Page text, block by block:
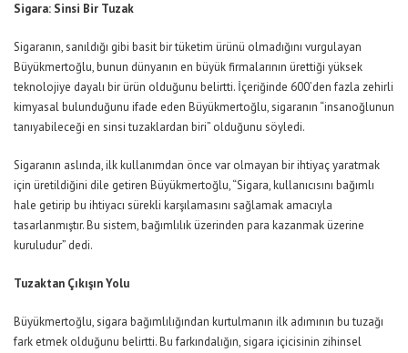
Sigara: Sinsi Bir Tuzak
Sigaranın, sanıldığı gibi basit bir tüketim ürünü olmadığını vurgulayan
Büyükmertoğlu, bunun dünyanın en büyük firmalarının ürettiği yüksek
teknolojiye dayalı bir ürün olduğunu belirtti. İçeriğinde 600’den fazla zehirli
kimyasal bulunduğunu ifade eden Büyükmertoğlu, sigaranın “insanoğlunun
tanıyabileceği en sinsi tuzaklardan biri” olduğunu söyledi.
Sigaranın aslında, ilk kullanımdan önce var olmayan bir ihtiyaç yaratmak
için üretildiğini dile getiren Büyükmertoğlu, “Sigara, kullanıcısını bağımlı
hale getirip bu ihtiyacı sürekli karşılamasını sağlamak amacıyla
tasarlanmıştır. Bu sistem, bağımlılık üzerinden para kazanmak üzerine
kuruludur” dedi.
Tuzaktan Çıkışın Yolu
Büyükmertoğlu, sigara bağımlılığından kurtulmanın ilk adımının bu tuzağı
fark etmek olduğunu belirtti. Bu farkındalığın, sigara içicisinin zihinsel